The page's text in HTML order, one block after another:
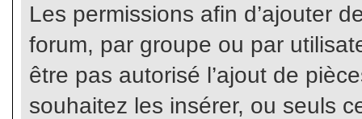
Les permissions afin d’ajouter
forum, par groupe ou par
être pas autorisé l’ajout de
souhaitez les insérer, ou seuls